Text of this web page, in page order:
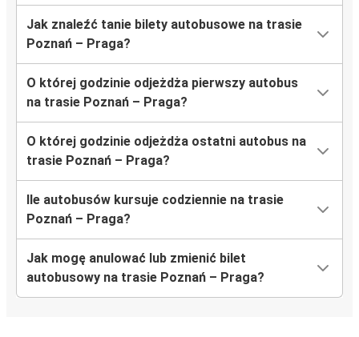
Jak znaleźć tanie bilety autobusowe na trasie
Poznań – Praga?
O której godzinie odjeżdża pierwszy autobus
na trasie Poznań – Praga?
O której godzinie odjeżdża ostatni autobus na
trasie Poznań – Praga?
Ile autobusów kursuje codziennie na trasie
Poznań – Praga?
Jak mogę anulować lub zmienić bilet
autobusowy na trasie Poznań – Praga?